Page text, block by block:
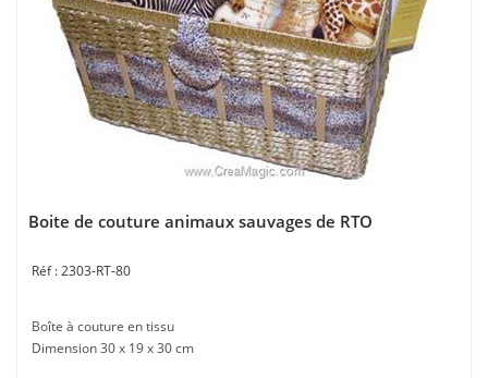
Boite de couture animaux sauvages de RTO
2303-RT-80
Boîte à couture en tissu
Dimension 30 x 19 x 30 cm